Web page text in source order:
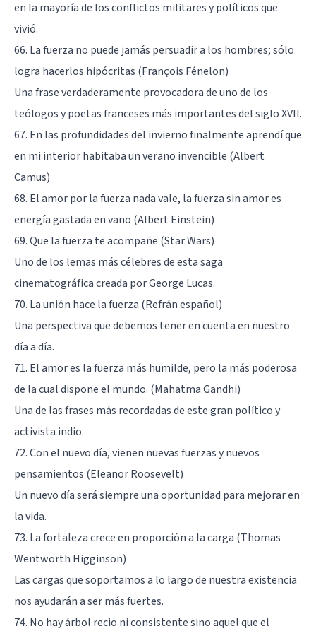
en la mayoría de los conflictos militares y políticos que
vivió.
66. La fuerza no puede jamás persuadir a los hombres; sólo
logra hacerlos hipócritas (François Fénelon)
Una frase verdaderamente provocadora de uno de los
teólogos y poetas franceses más importantes del siglo XVII.
67. En las profundidades del invierno finalmente aprendí que
en mi interior habitaba un verano invencible (Albert
Camus)
68. El amor por la fuerza nada vale, la fuerza sin amor es
energía gastada en vano (Albert Einstein)
69. Que la fuerza te acompañe (Star Wars)
Uno de los lemas más célebres de esta saga
cinematográfica creada por George Lucas.
70. La unión hace la fuerza (Refrán español)
Una perspectiva que debemos tener en cuenta en nuestro
día a día.
71. El amor es la fuerza más humilde, pero la más poderosa
de la cual dispone el mundo. (Mahatma Gandhi)
Una de las frases más recordadas de este gran político y
activista indio.
72. Con el nuevo día, vienen nuevas fuerzas y nuevos
pensamientos (Eleanor Roosevelt)
Un nuevo día será siempre una oportunidad para mejorar en
la vida.
73. La fortaleza crece en proporción a la carga (Thomas
Wentworth Higginson)
Las cargas que soportamos a lo largo de nuestra existencia
nos ayudarán a ser más fuertes.
74. No hay árbol recio ni consistente sino aquel que el